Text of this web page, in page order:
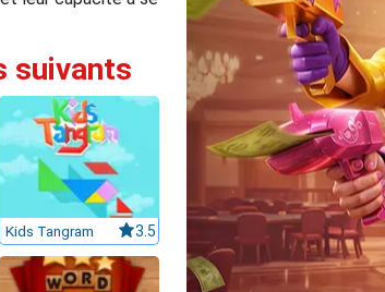
suivants
Kids Tangram 3.5